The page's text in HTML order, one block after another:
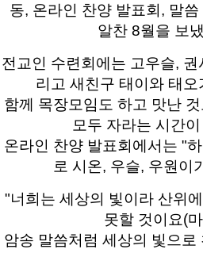
동, 온라인 찬양 발표회, 말
알찬 8월을 보
전교인 수련회에는 고우슬,
리고 새친구 태이와 태
함께 목장모임도 하고 맛난
모두 자라는 시간
온라인 찬양 발표회에서는 "
로 시온, 우슬, 우원이
"너희는 세상의 빛이라 산위
못할 것이요(
암송 말씀처럼 세상의 빛으로